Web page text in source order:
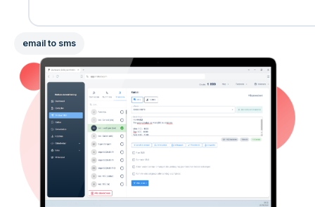
email to sms